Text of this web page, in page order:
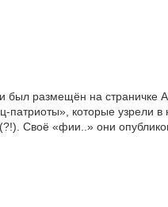
размещён на страничке
которые узрели в
Своё «фии..» они